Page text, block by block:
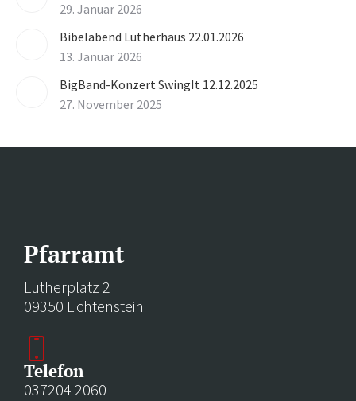
29. Januar 2026
Bibelabend Lutherhaus 22.01.2026
13. Januar 2026
BigBand-Konzert SwingIt 12.12.2025
27. November 2025
Pfarramt
Lutherplatz 2
09350 Lichtenstein
Telefon
037204 2060